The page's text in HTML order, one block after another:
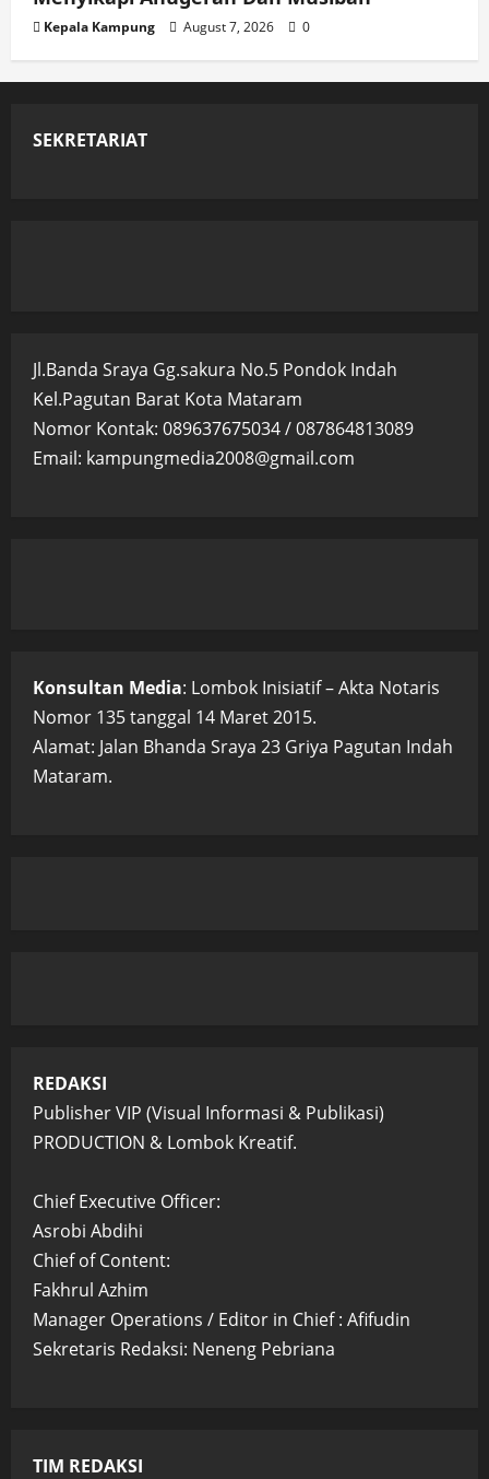
Kepala Kampung August 7, 2026 0
SEKRETARIAT
Jl.Banda Sraya Gg.sakura No.5 Pondok Indah
Kel.Pagutan Barat Kota Mataram
Nomor Kontak: 089637675034 / 087864813089
Email: kampungmedia2008@gmail.com
Konsultan Media: Lombok Inisiatif – Akta Notaris
Nomor 135 tanggal 14 Maret 2015.
Alamat: Jalan Bhanda Sraya 23 Griya Pagutan Indah
Mataram.
REDAKSI
Publisher VIP (Visual Informasi & Publikasi)
PRODUCTION & Lombok Kreatif.
Chief Executive Officer:
Asrobi Abdihi
Chief of Content:
Fakhrul Azhim
Manager Operations / Editor in Chief : Afifudin
Sekretaris Redaksi: Neneng Pebriana
TIM REDAKSI